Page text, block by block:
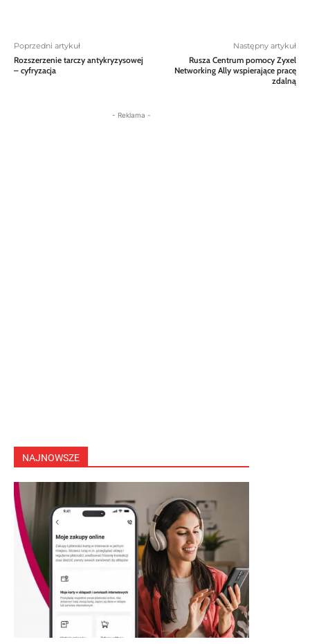
Poprzedni artykuł
Rozszerzenie tarczy antykryzysowej
– cyfryzacja
Następny artykuł
Rusza Centrum pomocy Zyxel
Networking Ally wspierające pracę
zdalną
- Reklama -
NAJNOWSZE